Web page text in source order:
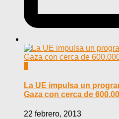
La UE impulsa un
Gaza con cerca de
22 febrero, 2013